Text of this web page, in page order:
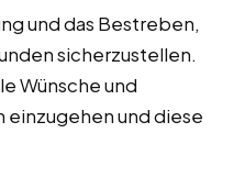
und das Bestreben,
sicherzustellen.
Wünsche und
einzugehen und diese